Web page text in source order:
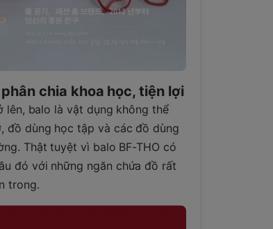
chia khoa học, tiện lợi
balo là vật dụng không thể
đồ dùng học tập và các đồ dùng
Thật tuyệt vì balo BF-THO có
đó với những ngăn chứa đồ rất
trong.